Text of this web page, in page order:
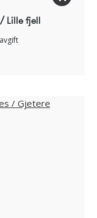
Lille fjell